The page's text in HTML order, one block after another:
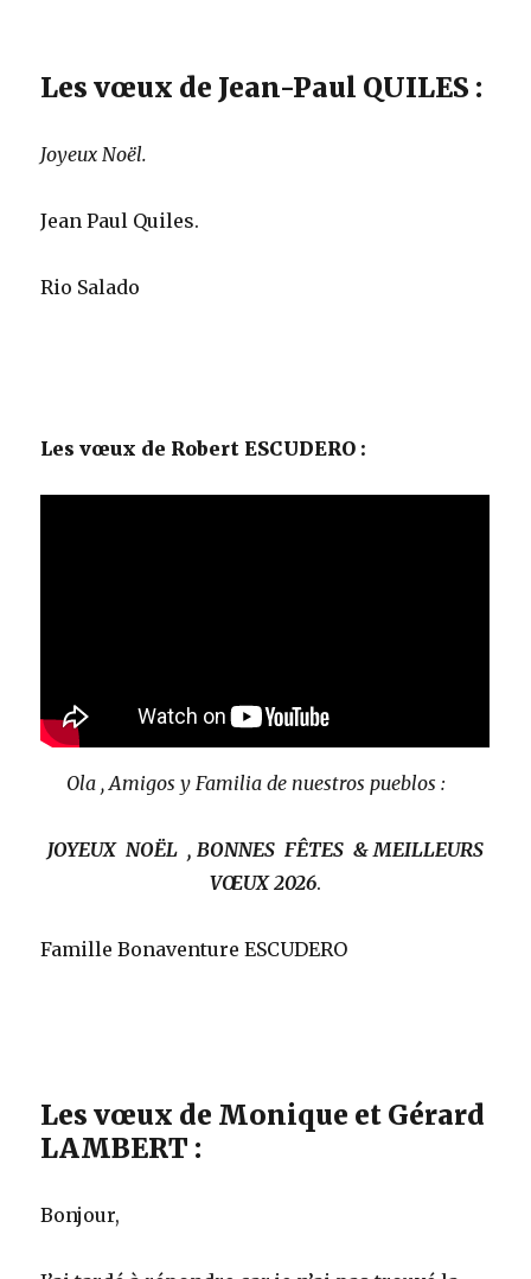
Les vœux de Jean-Paul QUILES :
Joyeux Noël.
Jean Paul Quiles.
Rio Salado
Les vœux de Robert ESCUDERO :
Ola , Amigos y Familia de nuestros pueblos :
JOYEUX NOËL , BONNES FÊTES & MEILLEURS
VŒUX2026.
Famille Bonaventure ESCUDERO
Les vœux de Monique et Gérard
LAMBERT :
Bonjour,